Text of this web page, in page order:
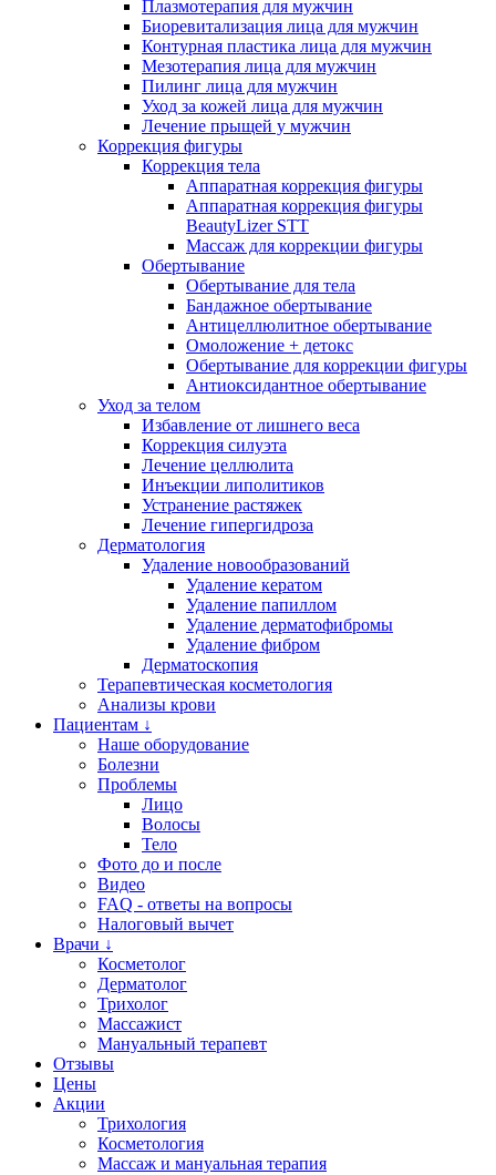
Плазмотерапия для мужчин
Биоревитализация лица для мужчин
Контурная пластика лица для мужчин
Мезотерапия лица для мужчин
Пилинг лица для мужчин
Уход за кожей лица для мужчин
Лечение прыщей у мужчин
Коррекция фигуры
Коррекция тела
Аппаратная коррекция фигуры
Аппаратная коррекция фигуры
BeautyLizer STT
Массаж для коррекции фигуры
Обертывание
Обертывание для тела
Бандажное обертывание
Антицеллюлитное обертывание
Омоложение + детокс
Обертывание для коррекции фигуры
Антиоксидантное обертывание
Уход за телом
Избавление от лишнего веса
Коррекция силуэта
Лечение целлюлита
Инъекции липолитиков
Устранение растяжек
Лечение гипергидроза
Дерматология
Удаление новообразований
Удаление кератом
Удаление папиллом
Удаление дерматофибромы
Удаление фибром
Дерматоскопия
Терапевтическая косметология
Анализы крови
Пациентам ↓
Наше оборудование
Болезни
Проблемы
Лицо
Волосы
Тело
Фото до и после
Видео
FAQ - ответы на вопросы
Налоговый вычет
Врачи ↓
Косметолог
Дерматолог
Трихолог
Массажист
Мануальный терапевт
Отзывы
Цены
Акции
Трихология
Косметология
Массаж и мануальная терапия